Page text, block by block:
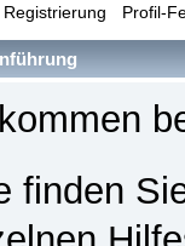
Registrierung Profil-
finden